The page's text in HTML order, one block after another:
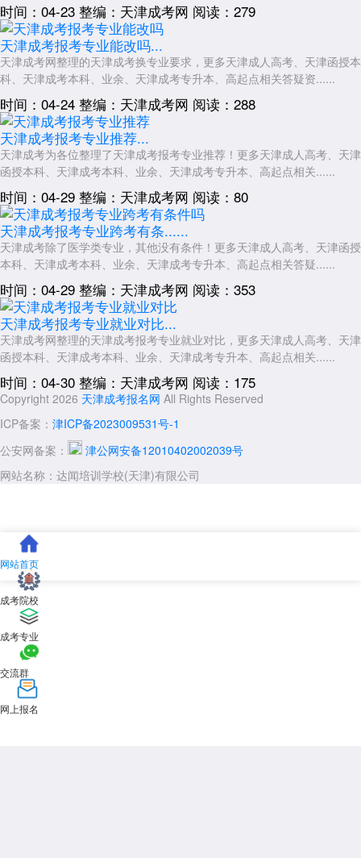
时间：04-23 整编：天津成考网 阅读：279
天津成考报考专业能改吗...
天津成考网整理的天津成考换专业要求，更多天津成人高考、天津函授本
科、天津成考本科、业余、天津成考专升本、高起点相关答疑资......
时间：04-24 整编：天津成考网 阅读：288
天津成考报考专业推荐...
天津成考为各位整理了天津成考报考专业推荐！更多天津成人高考、天津
函授本科、天津成考本科、业余、天津成考专升本、高起点相关......
时间：04-29 整编：天津成考网 阅读：80
天津成考报考专业跨考有条......
天津成考除了医学类专业，其他没有条件！更多天津成人高考、天津函授
本科、天津成考本科、业余、天津成考专升本、高起点相关答疑......
时间：04-29 整编：天津成考网 阅读：353
天津成考报考专业就业对比...
天津成考网整理的天津成考报考专业就业对比，更多天津成人高考、天津
函授本科、天津成考本科、业余、天津成考专升本、高起点相关......
时间：04-30 整编：天津成考网 阅读：175
Copyright 2026 天津成考报名网 All Rights Reserved
ICP备案： 津ICP备2023009531号-1
公安网备案：
津公网安备12010402002039号
网站名称：达闻培训学校(天津)有限公司
网站首页
成考院校
成考专业
交流群
网上报名